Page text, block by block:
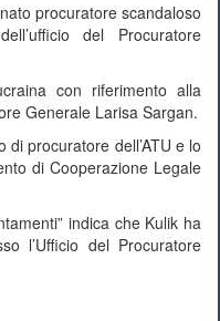
procuratore scandaloso
del Procuratore
con riferimento alla
Generale Larisa Sargan.
procuratore dell’ATU e lo
di Cooperazione Legale
indica che Kulik ha
l’Ufficio del Procuratore